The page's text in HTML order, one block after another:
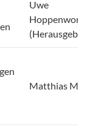
Uwe
Matthias